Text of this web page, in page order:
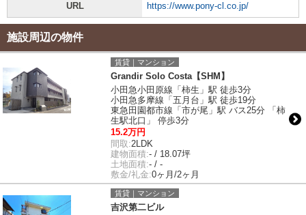
URL https://www.pony-cl.co.jp/
施設周辺の物件
賃貸｜マンション
Grandir Solo Costa【SHM】
小田急小田原線「柿生」駅 徒歩3分
小田急多摩線「五月台」駅 徒歩19分
東急田園都市線「市が尾」駅 バス25分 「柿
生駅北口」 停歩3分
15.2万円
間取:2LDK
建物面積:- / 18.07坪
土地面積:- / -
敷金/礼金:0ヶ月/2ヶ月
賃貸｜マンション
吉沢第二ビル